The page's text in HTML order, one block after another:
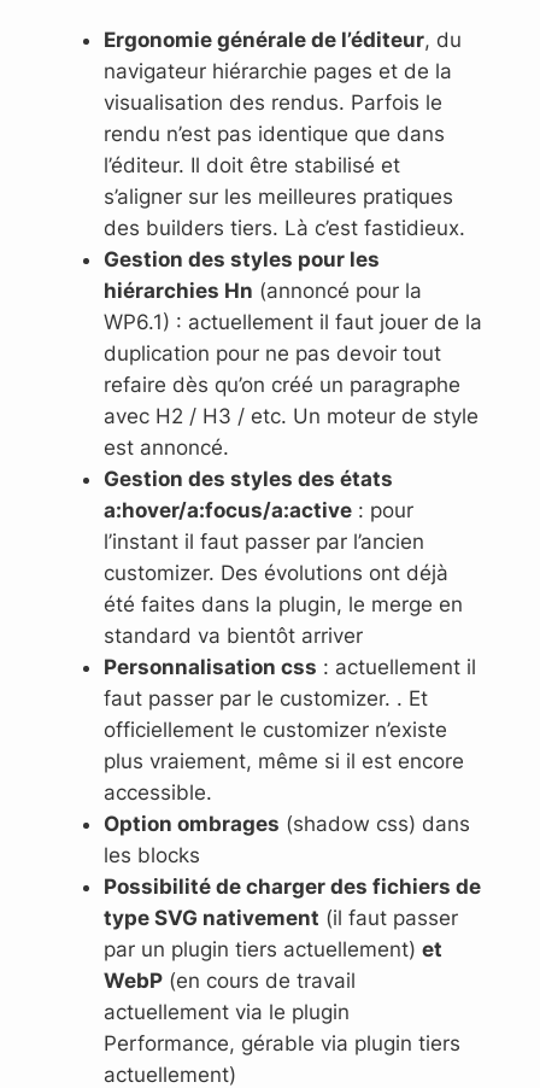
Ergonomie générale de l’éditeur, du
navigateur hiérarchie pages et de la
visualisation des rendus. Parfois le
rendu n’est pas identique que dans
l’éditeur. Il doit être stabilisé et
s’aligner sur les meilleures pratiques
des builders tiers. Là c’est fastidieux.
Gestion des styles pour les
hiérarchies Hn (annoncé pour la
WP6.1) : actuellement il faut jouer de la
duplication pour ne pas devoir tout
refaire dès qu’on créé un paragraphe
avec H2 / H3 / etc. Un moteur de style
est annoncé.
Gestion des styles des états
a:hover/a:focus/a:active : pour
l’instant il faut passer par l’ancien
customizer. Des évolutions ont déjà
été faites dans la plugin, le merge en
standard va bientôt arriver
Personnalisation css : actuellement il
faut passer par le customizer. . Et
officiellement le customizer n’existe
plus vraiement, même si il est encore
accessible.
Option ombrages (shadow css) dans
les blocks
Possibilité de charger des fichiers de
type SVG nativement (il faut passer
par un plugin tiers actuellement)et
WebP (en cours de travail
actuellement via le plugin
Performance, gérable via plugin tiers
actuellement)